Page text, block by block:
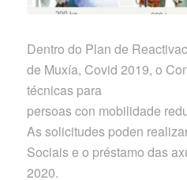
Dentro do Plan de
de Muxía, Covid 2019, o
técnicas para
persoas con mobilidade
As solicitudes poden
Sociais e o préstamo das
2020.